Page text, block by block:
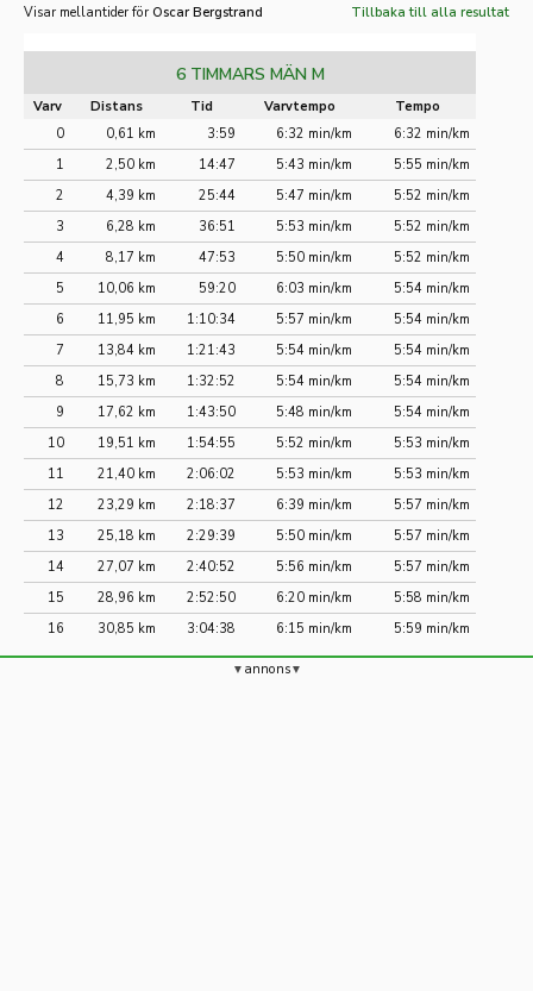
Visar mellantider för Oscar Bergstrand Tillbaka till alla resultat
6 TIMMARS MÄN M
Varv Distans Tid Varvtempo
Tempo
0
0,61 km 3:59 6:32 min/km
6:32 min/km
1
2,50 km 14:47 5:43 min/km
5:55 min/km
2
4,39 km 25:44 5:47 min/km
5:52 min/km
3
6,28 km 36:51 5:53 min/km
5:52 min/km
4
8,17 km 47:53 5:50 min/km
5:52 min/km
5
10,06 km 59:20 6:03 min/km
5:54 min/km
6
11,95 km 1:10:34 5:57 min/km
5:54 min/km
7
13,84 km 1:21:43 5:54 min/km
5:54 min/km
8
15,73 km 1:32:52 5:54 min/km
5:54 min/km
9
17,62 km 1:43:50 5:48 min/km
5:54 min/km
10
19,51 km 1:54:55 5:52 min/km
5:53 min/km
11
21,40 km 2:06:02 5:53 min/km
5:53 min/km
12
23,29 km 2:18:37 6:39 min/km
5:57 min/km
13
25,18 km 2:29:39 5:50 min/km
5:57 min/km
14
27,07 km 2:40:52 5:56 min/km
5:57 min/km
15
28,96 km 2:52:50 6:20 min/km
5:58 min/km
16
30,85 km 3:04:38 6:15 min/km 5:59 min/km
annons